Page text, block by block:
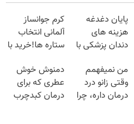
پایان دغدغه
هزینه های
دندان پزشکی با
خانگی
کرم جوانساز
آلمانی انتخاب
ستاره ها!خرید با
من نمیفهمم
وقتی زانو درد
درمان داره، چرا
دمنوش خوش
عطری که برای
درمان کبدچرب